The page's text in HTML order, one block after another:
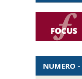
NUMERO -